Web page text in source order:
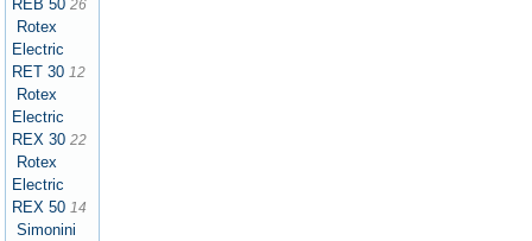
REB 50 26
Rotex
Electric
RET 30 12
Rotex
Electric
REX 30 22
Rotex
Electric
REX 50 14
Simonini